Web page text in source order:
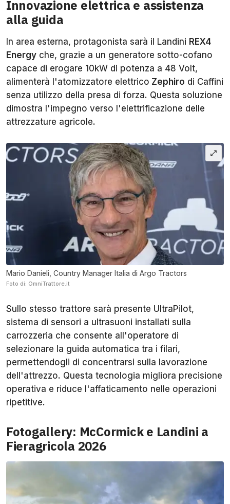
Innovazione elettrica e assistenza
alla guida
In area esterna, protagonista sarà il Landini REX4
Energy che, grazie a un generatore sotto-cofano
capace di erogare 10kW di potenza a 48 Volt,
alimenterà l'atomizzatore elettrico Zephiro di Caffini
senza utilizzo della presa di forza. Questa soluzione
dimostra l'impegno verso l'elettrificazione delle
attrezzature agricole.
Mario Danieli, Country Manager Italia di Argo Tractors
Foto di: OmniTrattore.it
Sullo stesso trattore sarà presente UltraPilot,
sistema di sensori a ultrasuoni installati sulla
carrozzeria che consente all'operatore di
selezionare la guida automatica tra i filari,
permettendogli di concentrarsi sulla lavorazione
dell'attrezzo. Questa tecnologia migliora precisione
operativa e riduce l'affaticamento nelle operazioni
ripetitive.
Fotogallery: McCormick e Landini a
Fieragricola 2026